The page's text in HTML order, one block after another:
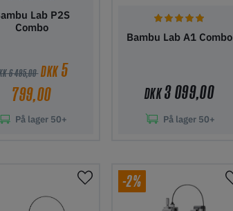
Lab P2S
Combo
6 495,00 DKK5
799,00
På lager 50+
Bambu Lab A1 Combo
DKK3 099,00
På lager 50+
-2%